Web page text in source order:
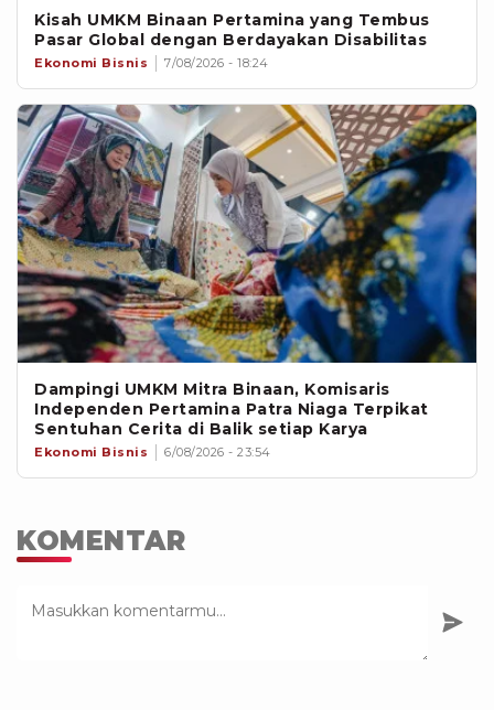
Kisah UMKM Binaan Pertamina yang Tembus
Pasar Global dengan Berdayakan Disabilitas
Ekonomi Bisnis 7/08/2026 - 18:24
Dampingi UMKM Mitra Binaan, Komisaris
Independen Pertamina Patra Niaga Terpikat
Sentuhan Cerita di Balik setiap Karya
Ekonomi Bisnis 6/08/2026 - 23:54
KOMENTAR